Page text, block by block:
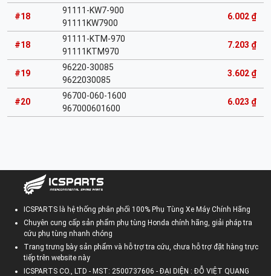
#18
91111-KW7-900
91111KW7900
6.002 ₫
#18
91111-KTM-970
91111KTM970
7.203 ₫
#19
96220-30085
9622030085
3.602 ₫
#20
96700-060-1600
967000601600
6.023 ₫
ICSPARTS là hệ thống phân phối 100% Phụ Tùng Xe Máy Chính Hãng
Chuyên cung cấp sản phẩm phụ tùng Honda chính hãng, giải pháp tra
cứu phụ tùng nhanh chóng
Trang trưng bày sản phẩm và hỗ trợ tra cứu, chưa hỗ trợ đặt hàng trực
tiếp trên website này
ICSPARTS CO., LTD - MST: 2500737606 - ĐẠI DIỆN : ĐỖ VIỆT QUANG